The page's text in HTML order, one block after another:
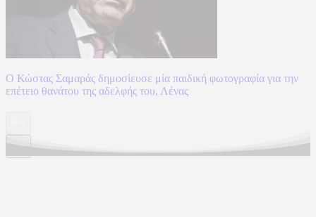
Ο Κώστας Σαμαράς δημοσίευσε μία παιδική φωτογραφία για την
επέτειο θανάτου της αδελφής του, Λένας